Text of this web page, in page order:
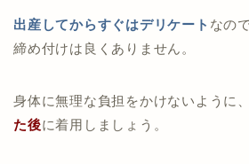
出産してからすぐはデリケート なの
締め付けは良くありません。
身体に無理な負担をかけないように
た後に着用しましょう。